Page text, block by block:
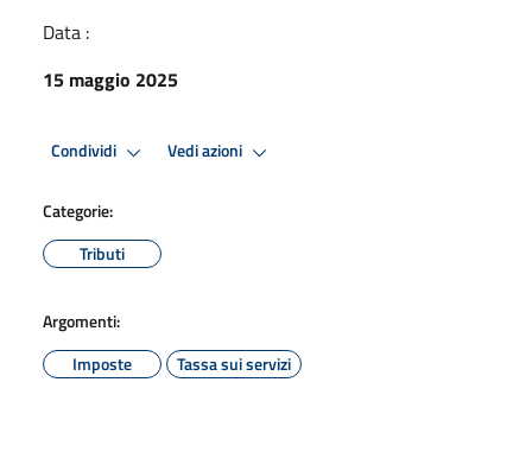
Data :
15 maggio 2025
Condividi Vedi azioni
Categorie:
Tributi
Argomenti:
Imposte
Tassa sui servizi